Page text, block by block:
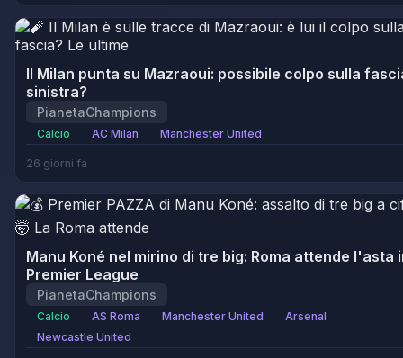
Il Milan punta su Mazraoui: possibile colpo sulla
sinistra?
PianetaChampions
Calcio AC Milan Manchester United
26 giorni fa
Manu Koné nel mirino di tre big: Roma attende l'asta
Premier League
PianetaChampions
Calcio AS Roma Manchester United
Arsenal
Newcastle United